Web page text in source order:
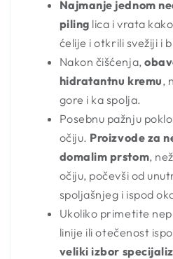
Najmanje jednom
piling lica i vrata
ćelije i otkrili svežiji i
Nakon čišćenja,
hidratantnu kremu,
gore i ka spolja.
Posebnu pažnju
očiju. Proizvode za
domalim prstom,
očiju, počevši od
spoljašnjeg i ispod
Ukoliko primetite
linije ili otečenost
veliki izbor